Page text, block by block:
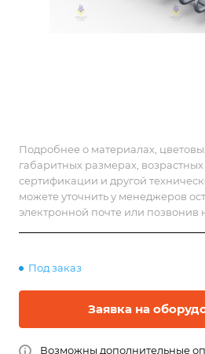
Подробнее о материалах,
габаритных размерах, возрастных
сертификации и другой
можете уточнить у менеджеров
электронной почте или позвонив
Под заказ
Заявка на
Возможны дополнительные